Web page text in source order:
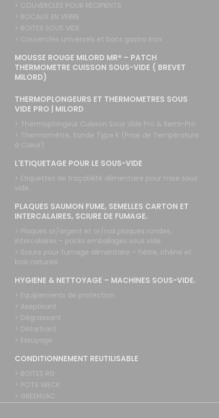
> COUVERCLES POUR RECIPIENTS
> BOCAUX EN VERRE
> BOITES SOUS VIDE
> Couvercles universels et bacs gastro inox
MOUSSE ROUGE MILORD MR® – PATCH
THERMOMETRE CUISSON SOUS-VIDE ( BREVET
MILORD)
THERMOPLONGEURS ET THERMOMETRES SOUS
VIDE PRO | MILORD
> Thermoplongeur Cuisson Sous Vide Pro & Semi-Pro
> Thermomètre, Sonde Type K (Prise de Température
à Cœur)
L'ETIQUETAGE POUR LE SOUS-VIDE
> Etiquettes de traçabilité alimentaire pour mise sous
vide .
PLAQUES SAUMON FUME, SEMELLES CARTON ET
INTERCALAIRES, SCIURE DE FUMAGE.
> Plaques or/argent et or/noir,plaques rondes,
intercalaires – packs emballages sous vide
> Sciure pour fumage alimentaire – hêtre, chêne et
bois naturels
HYGIENE & NETTOYAGE – MACHINES SOUS-VIDE.
> Equipements de protection
> Aseptisant
> Dégraissant
> Détartrant
> Essuyage
CONDITIONNEMENT REUTILISABLE
> BOITES RG
> POTS WECK
> GREENVAC